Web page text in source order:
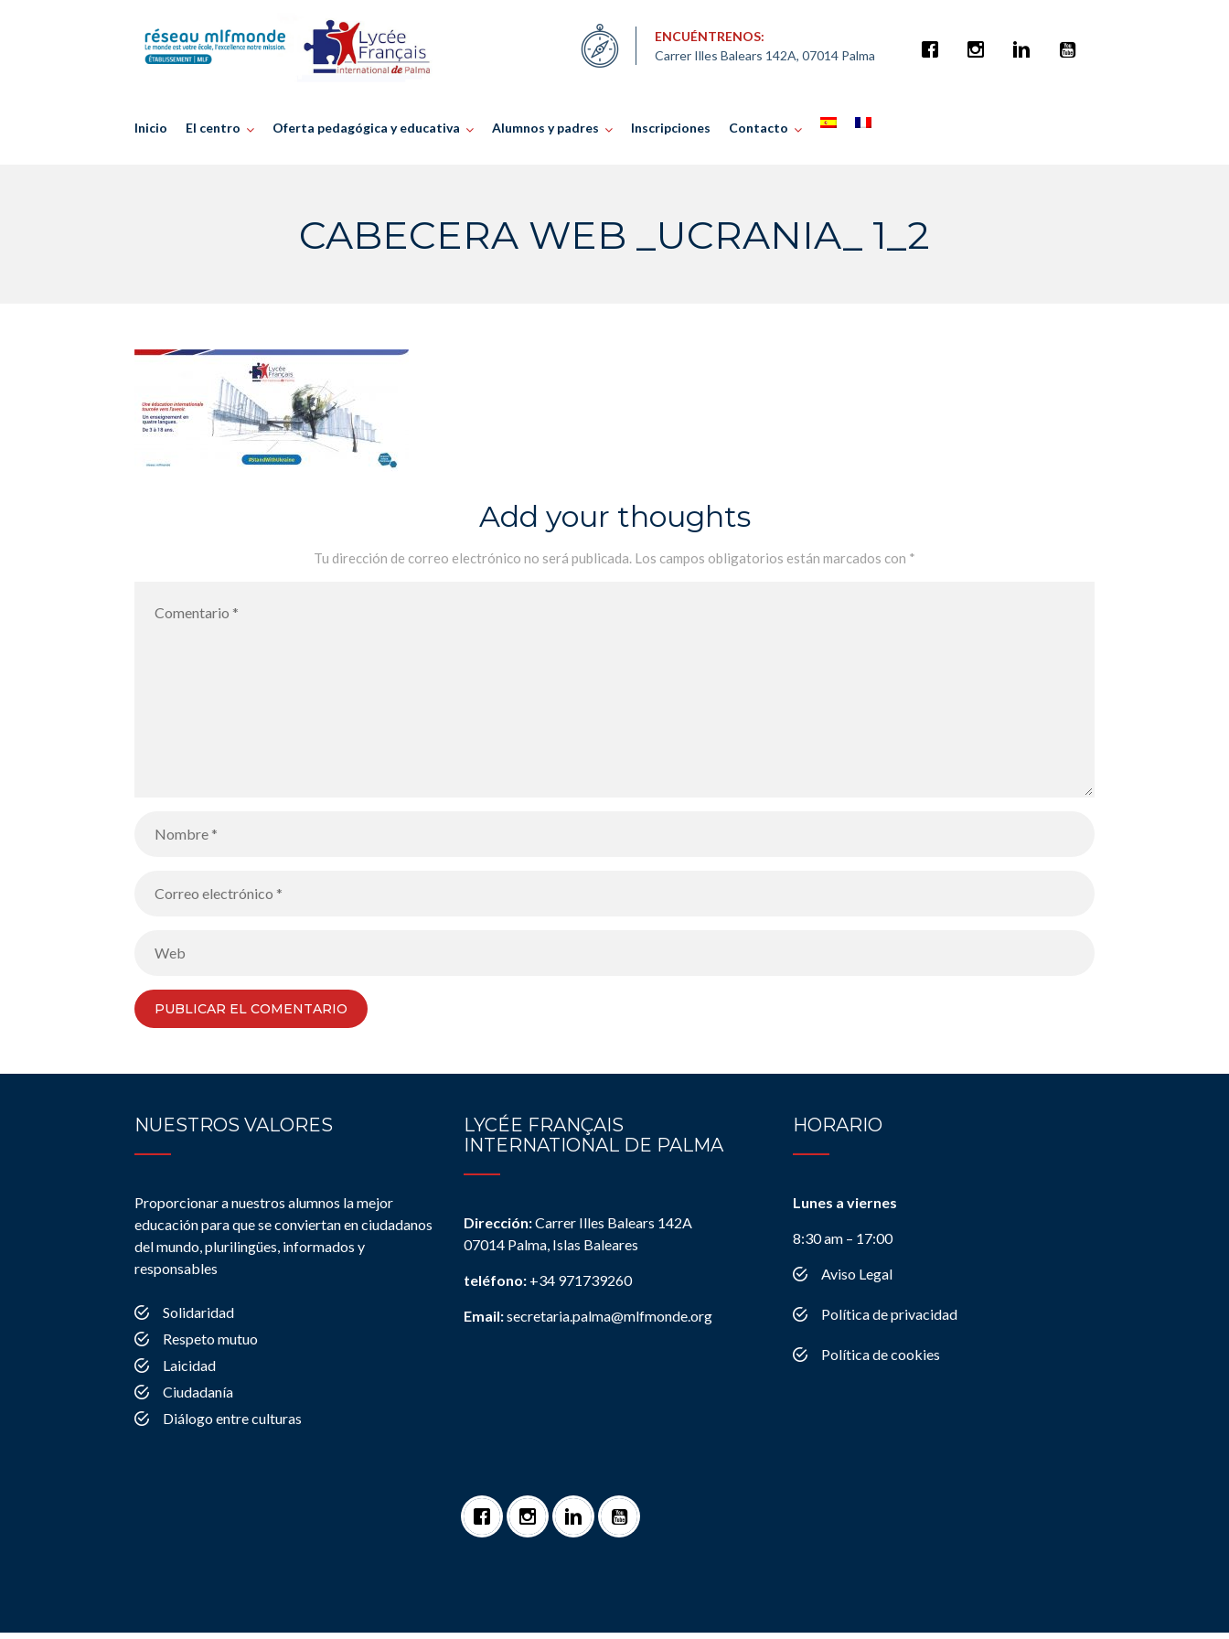
ENCUÉNTRENOS:
Carrer Illes Balears 142A, 07014 Palma
Inicio El centro Oferta pedagógica y educativa Alumnos y padres Inscripciones Contacto
CABECERA WEB _UCRANIA_ 1_2
Add your thoughts
Tu dirección de correo electrónico no será publicada. Los campos obligatorios están marcados con *
NUESTROS VALORES
Proporcionar a nuestros alumnos la mejor
educación para que se conviertan en ciudadanos
del mundo, plurilingües, informados y
responsables
Solidaridad
Respeto mutuo
Laicidad
Ciudadanía
Diálogo entre culturas
LYCÉE FRANÇAIS
INTERNATIONAL DE PALMA
Dirección:Carrer Illes Balears 142A
07014 Palma, Islas Baleares
teléfono: +34 971739260
Email:secretaria.palma@mlfmonde.org
HORARIO
Lunes a viernes
8:30 am – 17:00
Aviso Legal
Política de privacidad
Política de cookies